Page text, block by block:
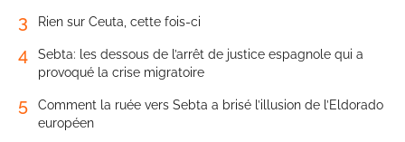
3 Rien sur Ceuta, cette fois-ci
4
Sebta: les dessous de l’arrêt de justice espagnole qui a
provoqué la crise migratoire
5
Comment la ruée vers Sebta a brisé l’illusion de l’Eldorado
européen